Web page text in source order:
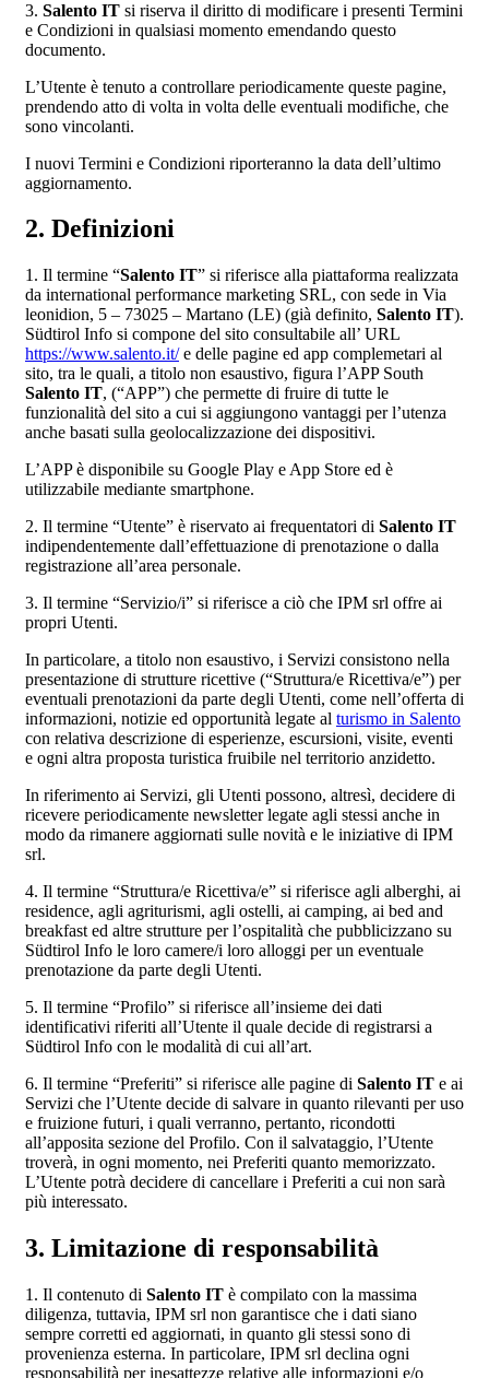
3. Salento IT si riserva il diritto di modificare i presenti Termini
e Condizioni in qualsiasi momento emendando questo
documento.
L’Utente è tenuto a controllare periodicamente queste pagine,
prendendo atto di volta in volta delle eventuali modifiche, che
sono vincolanti.
I nuovi Termini e Condizioni riporteranno la data dell’ultimo
aggiornamento.
2. Definizioni
1. Il termine “Salento IT” si riferisce alla piattaforma realizzata
da international performance marketing SRL, con sede in Via
leonidion, 5 – 73025 – Martano (LE) (già definito, Salento IT).
Südtirol Info si compone del sito consultabile all’ URL
https://www.salento.it/e delle pagine ed app complemetari al
sito, tra le quali, a titolo non esaustivo, figura l’APP South
Salento IT, (“APP”) che permette di fruire di tutte le
funzionalità del sito a cui si aggiungono vantaggi per l’utenza
anche basati sulla geolocalizzazione dei dispositivi.
L’APP è disponibile su Google Play e App Store ed è
utilizzabile mediante smartphone.
2. Il termine “Utente” è riservato ai frequentatori di Salento IT
indipendentemente dall’effettuazione di prenotazione o dalla
registrazione all’area personale.
3. Il termine “Servizio/i” si riferisce a ciò che IPM srl offre ai
propri Utenti.
In particolare, a titolo non esaustivo, i Servizi consistono nella
presentazione di strutture ricettive (“Struttura/e Ricettiva/e”) per
eventuali prenotazioni da parte degli Utenti, come nell’offerta di
informazioni, notizie ed opportunità legate al turismo in Salento
con relativa descrizione di esperienze, escursioni, visite, eventi
e ogni altra proposta turistica fruibile nel territorio anzidetto.
In riferimento ai Servizi, gli Utenti possono, altresì, decidere di
ricevere periodicamente newsletter legate agli stessi anche in
modo da rimanere aggiornati sulle novità e le iniziative di IPM
srl.
4. Il termine “Struttura/e Ricettiva/e” si riferisce agli alberghi, ai
residence, agli agriturismi, agli ostelli, ai camping, ai bed and
breakfast ed altre strutture per l’ospitalità che pubblicizzano su
Südtirol Info le loro camere/i loro alloggi per un eventuale
prenotazione da parte degli Utenti.
5. Il termine “Profilo” si riferisce all’insieme dei dati
identificativi riferiti all’Utente il quale decide di registrarsi a
Südtirol Info con le modalità di cui all’art.
6. Il termine “Preferiti” si riferisce alle pagine di Salento IT e ai
Servizi che l’Utente decide di salvare in quanto rilevanti per uso
e fruizione futuri, i quali verranno, pertanto, ricondotti
all’apposita sezione del Profilo. Con il salvataggio, l’Utente
troverà, in ogni momento, nei Preferiti quanto memorizzato.
L’Utente potrà decidere di cancellare i Preferiti a cui non sarà
più interessato.
3. Limitazione di responsabilità
1. Il contenuto di Salento IT è compilato con la massima
diligenza, tuttavia, IPM srl non garantisce che i dati siano
sempre corretti ed aggiornati, in quanto gli stessi sono di
provenienza esterna. In particolare, IPM srl declina ogni
responsabilità per inesattezze relative alle informazioni e/o